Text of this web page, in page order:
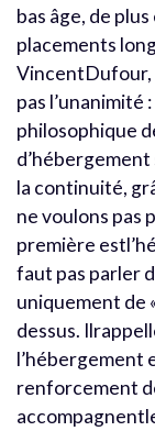
bas âge, de
placements
VincentDufour,
pas l’unanimité
philosophique
la continuité,
ne voulons pas
première
faut pas parler
uniquement de
dessus.
l’hébergement
renforcement